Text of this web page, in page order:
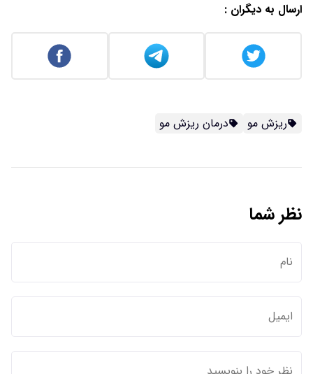
ارسال به دیگران :
ریزش مو درمان ریزش مو
نظر شما